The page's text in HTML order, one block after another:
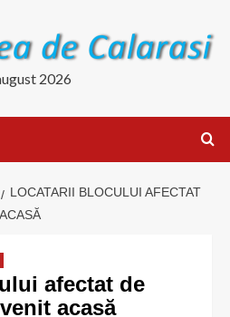
2026
LOCATARII BLOCULUI AFECTAT
afectat de
acasă